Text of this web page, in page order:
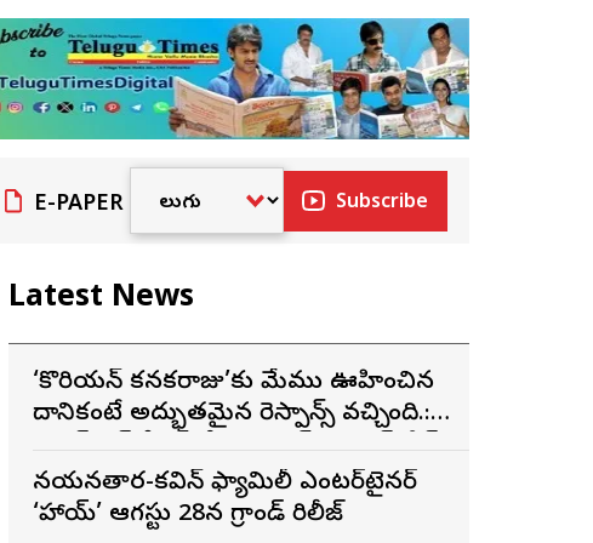
E-PAPER Subscribe
Latest News
‘కొరియన్ కనకరాజు’కు మేము ఊహించిన
దానికంటే అద్భుతమైన రెస్పాన్స్ వచ్చింది.:
నయనతార-కవిన్ ఫ్యామిలీ ఎంటర్‌టైనర్
‘హాయ్’ ఆగస్టు 28న గ్రాండ్ రిలీజ్